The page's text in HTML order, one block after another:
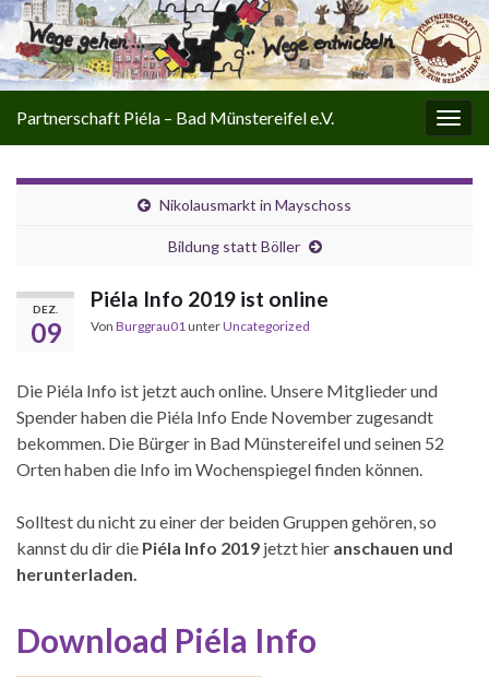
Partnerschaft Piéla – Bad Münstereifel e.V.
Nikolausmarkt in Mayschoss
Bildung statt Böller
DEZ.
09
Piéla Info 2019 ist online
Von Burggrau01unterUncategorized
Die Piéla Info ist jetzt auch online. Unsere Mitglieder und
Spender haben die Piéla Info Ende November zugesandt
bekommen. Die Bürger in Bad Münstereifel und seinen 52
Orten haben die Info im Wochenspiegel finden können.
Solltest du nicht zu einer der beiden Gruppen gehören, so
kannst du dir die Piéla Info 2019 jetzt hier anschauen und
herunterladen.
Download Piéla Info